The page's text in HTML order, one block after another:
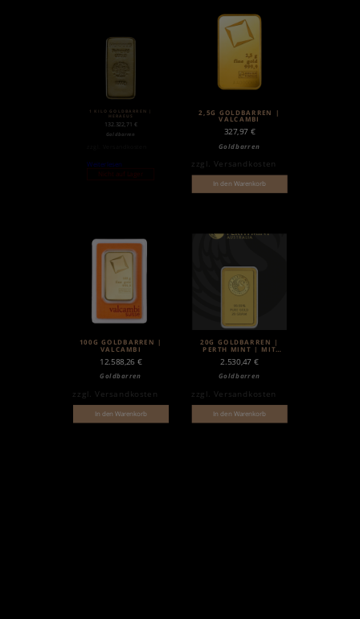
1 KILO GOLDBARREN |
HERAEUS
132.322,71 €
Goldbarren
Weiterlesen
Nicht auf Lager
2,5G GOLDBARREN |
VALCAMBI
327,97 €
Goldbarren
zzgl. Versandkosten
In den Warenkorb
100G GOLDBARREN |
VALCAMBI
12.588,26 €
Goldbarren
zzgl.Versandkosten
In den Warenkorb
20G GOLDBARREN |
PERTH MINT | MIT
2.530,47 €
Goldbarren
zzgl. Versandkosten
In den Warenkorb